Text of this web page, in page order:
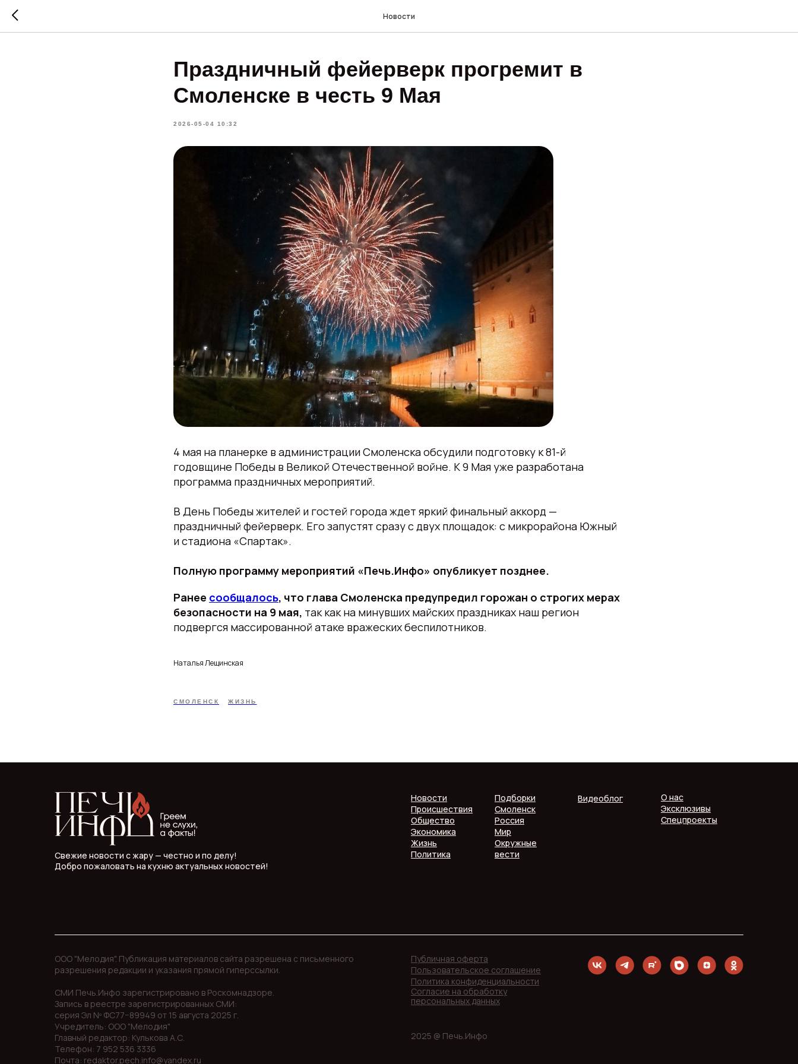
Новости
Праздничный фейерверк прогремит в
Смоленске в честь 9 Мая
2026-05-04 10:32
4 мая на планерке в администрации Смоленска обсудили подготовку к 81-й
годовщине Победы в Великой Отечественной войне. К 9 Мая уже разработана
программа праздничных мероприятий.
В День Победы жителей и гостей города ждет яркий финальный аккорд —
праздничный фейерверк. Его запустят сразу с двух площадок: с микрорайона Южный
и стадиона «Спартак».
Полную программу мероприятий «Печь.Инфо» опубликует позднее.
Ранее сообщалось, что глава Смоленска предупредил горожан о строгих мерах
безопасности на 9 мая, так как на минувших майских праздниках наш регион
подвергся массированной атаке вражеских беспилотников.
Наталья Лещинская
СМОЛЕНСК ЖИЗНЬ
Свежие новости с жару — честно и по делу!
Добро пожаловать на кухню актуальных новостей!
Новости
Происшествия
Общество
Экономика
Жизнь
Политика
Подборки
Смоленск
Россия
Мир
Окружные
вести
Видеоблог
О нас
Эксклюзивы
Спецпроекты
2025 @ Печь.Инфо
ООО "Мелодия". Публикация материалов сайта разрешена с письменного
разрешения редакции и указания прямой гиперссылки.
СМИ Печь.Инфо зарегистрировано в Роскомнадзоре.
Запись в реестре зарегистрированных СМИ:
серия Эл Nº ФС77−89949 oт 15 августа 2025 г.
Учредитель: ООО "Мелодия"
Главный редактор: Кулькова А.С.
Телефон: 7 952 536 3336
Почта: redaktor.pech.info@yandex.ru
Публичная оферта
Пользовательское соглашение
Политика конфиденциальности
Согласие на обработку
персональных данных